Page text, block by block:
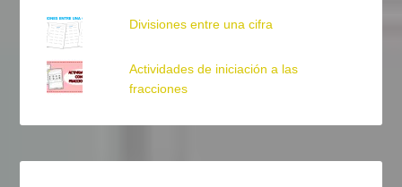
Divisiones entre una cifra
Actividades de iniciación a las
fracciones